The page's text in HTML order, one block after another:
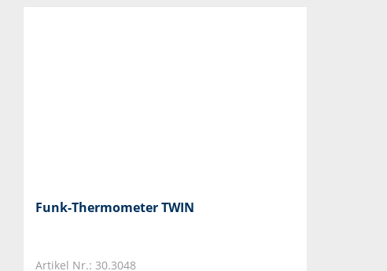
Funk-Thermometer TWIN
Artikel Nr.: 30.3048